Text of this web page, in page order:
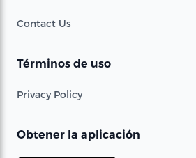
Contact Us
Términos de uso
Privacy Policy
Obtener la aplicación